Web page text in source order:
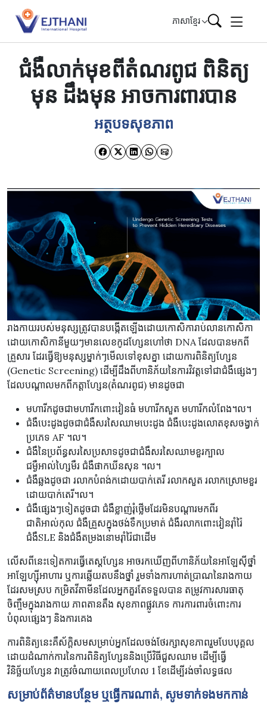
Skip to content
ភាសាខ្មែរ
ជំងឺលាក់មុខពីតំណរពូជ ពិនិត្យ
មុន ដឹងមុន អាចការពារបាន
អត្ថបទសុខភាព
រាងកាយរបស់មនុស្សត្រូវបានបង្កើតឡើងដោយកោសិការាប់លានកោសិកា
ដោយកោសិកានីមួយៗមានលេខកូដហ្សែនហៅថា DNA ដែលបានមកពី
គ្រួសារ ដែរធ្វើ​ឱ្យ​មនុស្ស​ម្នាក់ៗ​មើល​ទៅ​ខុស​គ្នា ដោយ​ការ​ពិនិត្យ​ហ្សែន
(Genetic Screening) ដើម្បីដឹងពីហានិភ័យនៃការវិវត្តទៅជាជំងឺផ្សេងៗ
ដែលបណ្តាលមកពីកត្តាហ្សែន(តំណរពូជ) មានដូចជា
មហារីកដូចជាមហារីកពោះវៀនធំ មហារីកសួត មហារីកលំពែង។ល។
ជំងឺបេះដូងដូចជាជំងឺសរសៃឈាមបេះដូង ជំងឺបេះដូងលោតខុសចង្វាក់
ប្រភេទ AF ។ល។
ជំងឺនៃប្រព័ន្ធសរសៃប្រសាទដូចជាជំងឺសរសៃឈាមខួរក្បាល
ជម្ងឺអាល់ហ្សៃមឺរ ជំងឺផាកឃីនសុន ។ល។
ជំងឺឆ្លងដូចជា រលាកបំពង់កដោយបាក់តេរី រលាកសួត រលាកស្រោមខួរ
ដោយបាក់តេរី។ល។
ជំងឺផ្សេងៗទៀតដូចជា ជំងឺខ្លាញ់រុំថ្លើមដែរមិនបណ្តារមកពីរ
ជាតិអាល់កុល ជំងឺគ្រួសក្នុងថង់ទឹកប្រមាត់ ជំងឺរលាកពោះវៀនរ៉ាំរ៉ៃ
ជំងឺSLE និងជំងឺតម្រងនោមរ៉ាំរ៉ៃជាដើម
លើសពីនេះទៀតការធ្វើតេស្តហ្សែន អាចរកឃើញពីហានិភ័យនៃអាឡែស៊ីថ្នាំ
អាឡែហ្ស៊ីអាហារ ឬការឆ្លើយតបនឹងថ្នាំ រួមទាំងការហាត់ប្រាណនៃរាងកាយ
ដែរសមស្រប កម្រិតវីតាមីនដែលអ្នកគួរតែទទួលបាន តម្រូវការសារធាតុ
ចិញ្ចឹមក្នុងរាងកាយ ភាពតានតឹង សុខភាពផ្លូវភេទ ការការពារចំពោះការ
បំពុលផ្សេងៗ និងការគេង
ការពិនិត្យនេះគឺស័ក្តិសមសម្រាប់អ្នកដែលចង់ថែរក្សាសុខភាពរួមបែបបុគ្គល
ដោយដំណាក់ការនៃការពិនិត្យហ្សែននិងប្រើវិធីជួសឈាម​ ដើម្បីធ្វើ
វិនិច្ឆ័យហ្សែន វាត្រូវចំណាយពេលប្រហែល 1 ខែដើម្បីរង់ចាំលទ្ធផល
សម្រាប់ព័ត៌មានបន្ថែម ឬធ្វើការណាត់, សូមទាក់ទងមកកាន់